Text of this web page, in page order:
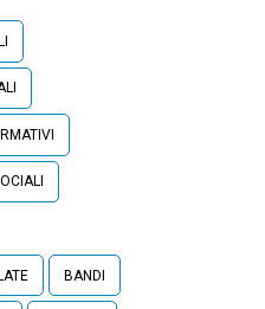
BANDI